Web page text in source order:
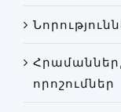
որոշումներ